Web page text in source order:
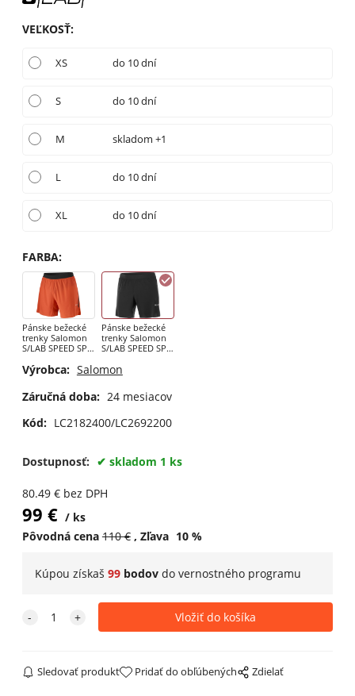
VEĽKOSŤ:
XS do 10 dní
S do 10 dní
M skladom +1
L do 10 dní
XL do 10 dní
FARBA:
Pánske bežecké
trenky Salomon
S/LAB SPEED SPL
Red
Pánske bežecké
trenky Salomon
S/LAB SPEED SPL
Black / Fiery Red
Výrobca: Salomon
Záručná doba: 24 mesiacov
Kód: LC2182400/LC2692200
Dostupnosť: skladom 1 ks
80.49€ bez DPH
99 €
ks
Pôvodná cena 110€ Zľava 10%
Kúpou získaš 99bodovdo vernostného programu
Sledovať produkt Pridať do obľúbených Zdielať